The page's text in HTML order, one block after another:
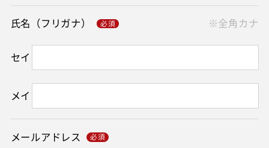
氏名（フリガナ）
セイ
メイ
※全角カナ
メールアドレス